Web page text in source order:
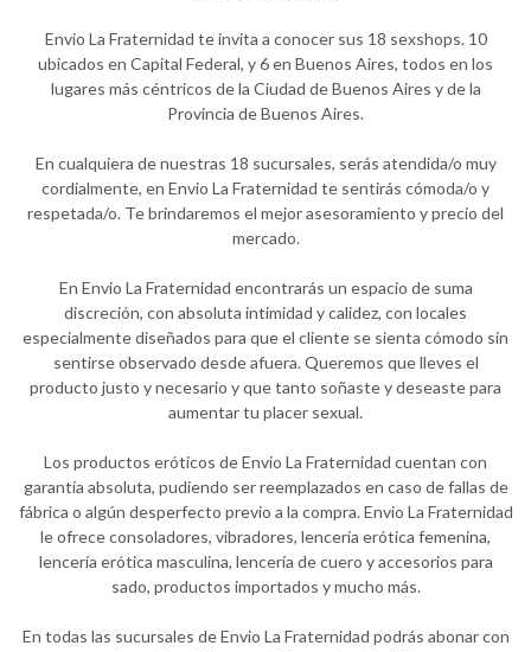
Envio La Fraternidad te invita a conocer sus 18 sexshops. 10
ubicados en Capital Federal, y 6 en Buenos Aires, todos en los
lugares más céntricos de la Ciudad de Buenos Aires y de la
Provincia de Buenos Aires.
En cualquiera de nuestras 18 sucursales, serás atendida/o muy
cordialmente, en Envio La Fraternidad te sentirás cómoda/o y
respetada/o. Te brindaremos el mejor asesoramiento y precio del
mercado.
En Envio La Fraternidad encontrarás un espacio de suma
discreción, con absoluta intimidad y calidez, con locales
especialmente diseñados para que el cliente se sienta cómodo sin
sentirse observado desde afuera. Queremos que lleves el
producto justo y necesario y que tanto soñaste y deseaste para
aumentar tu placer sexual.
Los productos eróticos de Envio La Fraternidad cuentan con
garantía absoluta, pudiendo ser reemplazados en caso de fallas de
fábrica o algún desperfecto previo a la compra. Envio La Fraternidad
le ofrece consoladores, vibradores, lencería erótica femenina,
lencería erótica masculina, lencería de cuero y accesorios para
sado, productos importados y mucho más.
En todas las sucursales de Envio La Fraternidad podrás abonar con